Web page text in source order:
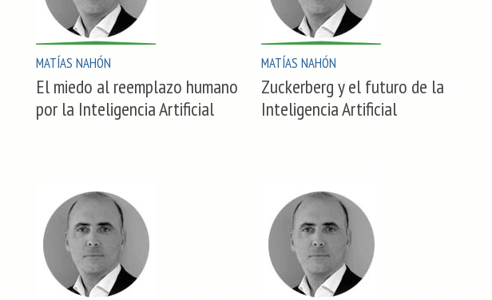
MATÍAS NAHÓN
El miedo al reemplazo humano
por la Inteligencia Artificial
MATÍAS NAHÓN
Zuckerberg y el futuro de la
Inteligencia Artificial